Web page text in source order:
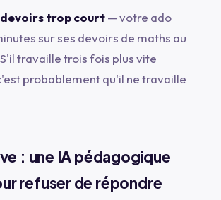
devoirs trop court— votre ado
sur ses devoirs de maths au
travaille trois fois plus vite
probablement qu'il ne travaille
: une IA pédagogique
refuser de répondre